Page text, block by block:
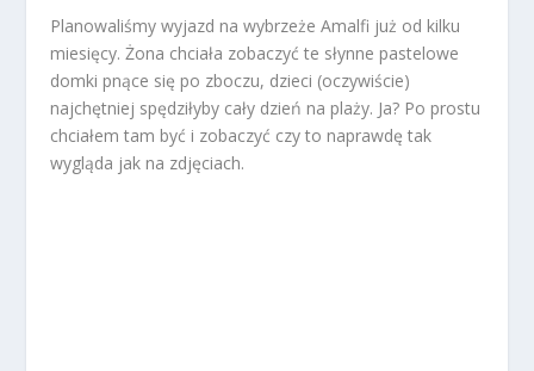
Planowaliśmy wyjazd na wybrzeże Amalfi już od kilku
miesięcy. Żona chciała zobaczyć te słynne pastelowe
domki pnące się po zboczu, dzieci (oczywiście)
najchętniej spędziłyby cały dzień na plaży. Ja? Po prostu
chciałem tam być i zobaczyć czy to naprawdę tak
wygląda jak na zdjęciach.